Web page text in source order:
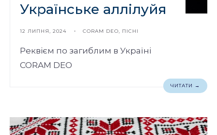
Українське аллілуйя
12 ЛИПНЯ, 2024 • CORAM DEO, ПІСНІ
Реквієм по загиблим в Україні
CORAM DEO
ЧИТАТИ →